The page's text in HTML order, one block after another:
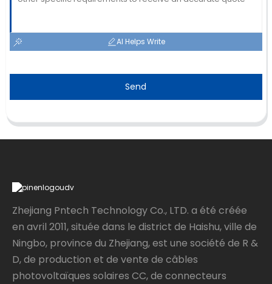
AI Helps Write
Send
Zhejiang Pntech Technology Co., LTD. a été créée
en avril 2011, située dans le district de Haishu, ville de
Ningbo, province du Zhejiang, est une société de R &
D, de production et de vente de câbles
photovoltaïques solaires CC, de connecteurs